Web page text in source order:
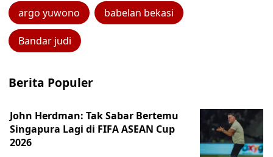
argo yuwono babelan bekasi
Bandar judi
Berita Populer
John Herdman: Tak Sabar Bertemu
Singapura Lagi di FIFA ASEAN Cup
2026